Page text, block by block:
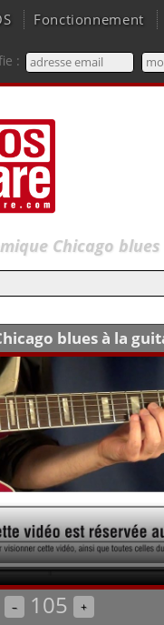
Fonctionnement
:
Chicago
blues à la
– 105 +